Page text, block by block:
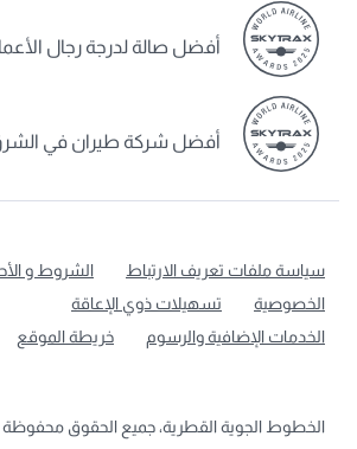
أفضل صالة لدرجة رجال
أفضل شركة طيران في
سياسة ملفات تعريف الارتباط
الشروط و
الخصوصية
تسهيلات ذوي الإعاقة
الخدمات الإضافية والرسوم
خريطة الموقع
الخطوط الجوية القطرية، جميع الحقوق محفوظة